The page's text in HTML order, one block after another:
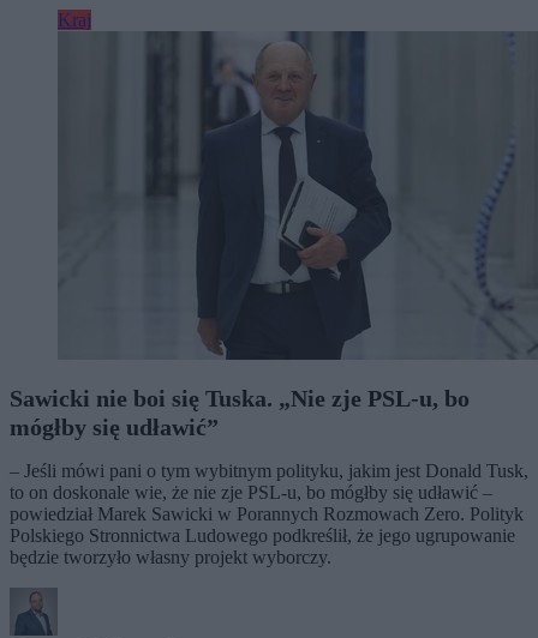
Kraj
Sawicki nie boi się Tuska. „Nie zje PSL-u, bo
mógłby się udławić”
– Jeśli mówi pani o tym wybitnym polityku, jakim jest Donald Tusk,
to on doskonale wie, że nie zje PSL-u, bo mógłby się udławić –
powiedział Marek Sawicki w Porannych Rozmowach Zero. Polityk
Polskiego Stronnictwa Ludowego podkreślił, że jego ugrupowanie
będzie tworzyło własny projekt wyborczy.